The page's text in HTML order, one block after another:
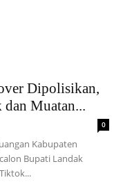
Dipolisikan,
dan Muatan...
0
Kabupaten
Bupati Landak